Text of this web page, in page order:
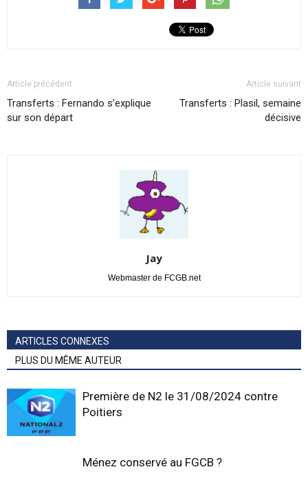
Article précédent
Transferts : Fernando s’explique
sur son départ
Article suivant
Transferts : Plasil, semaine
décisive
Jay
Webmaster de FCGB.net
ARTICLES CONNEXES
PLUS DU MÊME AUTEUR
Première de N2 le 31/08/2024 contre
Poitiers
Ménez conservé au FGCB ?